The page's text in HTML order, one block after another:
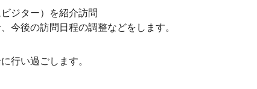
ジター）を紹介訪問
今後の訪問日程の調整などをします。
行い過ごします。